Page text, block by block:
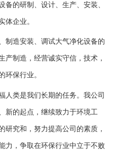
备的研制、设计、生产、安装、
体企业。
制造安装、调试大气净化设备的
产制造，经营诚实守信，技术，
环保行业。
人类是我们长期的任务。我公司
新的起点，继续致力于环境工
研究和，努力提高公司的素质，
力，争取在环保行业中立于不败